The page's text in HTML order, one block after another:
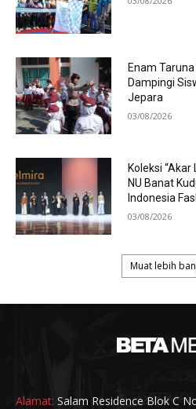
Alamat: Salam Residence Blok C